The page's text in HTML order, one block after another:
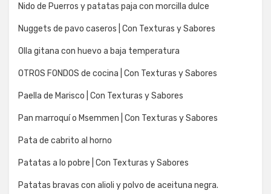
Nido de Puerros y patatas paja con morcilla dulce
Nuggets de pavo caseros | Con Texturas y Sabores
Olla gitana con huevo a baja temperatura
OTROS FONDOS de cocina | Con Texturas y Sabores
Paella de Marisco | Con Texturas y Sabores
Pan marroquí o Msemmen | Con Texturas y Sabores
Pata de cabrito al horno
Patatas a lo pobre | Con Texturas y Sabores
Patatas bravas con alioli y polvo de aceituna negra.